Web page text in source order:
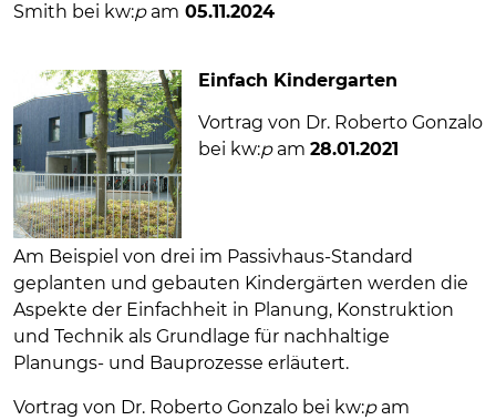
Smith bei kw:pam 05.11.2024
Einfach Kindergarten
Vortrag von Dr. Roberto Gonzalo
bei kw:pam 28.01.2021
Am Beispiel von drei im Passivhaus-Standard
geplanten und gebauten Kindergärten werden die
Aspekte der Einfachheit in Planung, Konstruktion
und Technik als Grundlage für nachhaltige
Planungs- und Bauprozesse erläutert.
Vortrag von Dr. Roberto Gonzalo bei kw:pam